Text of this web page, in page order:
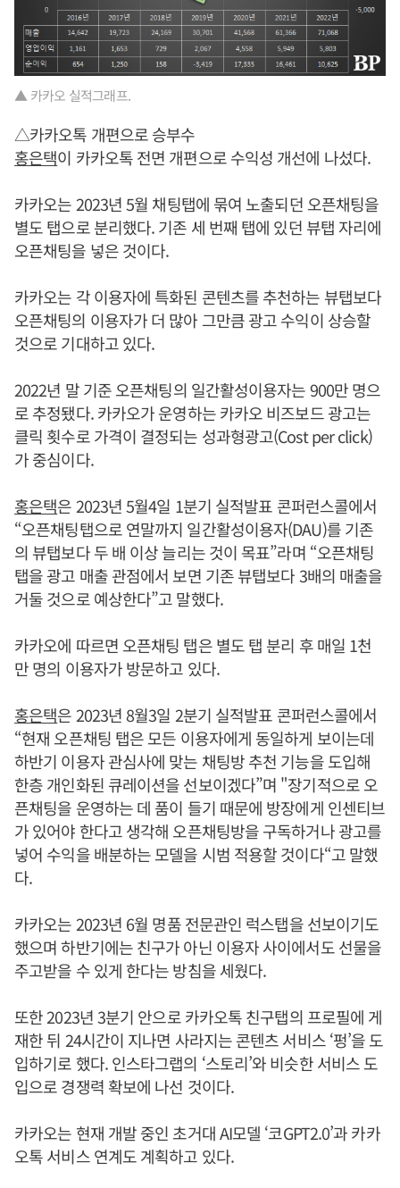
▲ 카카오 실적그래프.
△카카오톡 개편으로 승부수
홍은택이 카카오톡 전면 개편으로 수익성 개선에 나섰다.
카카오는 2023년 5월 채팅탭에 묶여 노출되던 오픈채팅을
별도 탭으로 분리했다. 기존 세 번째 탭에 있던 뷰탭 자리에
오픈채팅을 넣은 것이다.
카카오는 각 이용자에 특화된 콘텐츠를 추천하는 뷰탭보다
오픈채팅의 이용자가 더 많아 그만큼 광고 수익이 상승할
것으로 기대하고 있다.
2022년 말 기준 오픈채팅의 일간활성이용자는 900만 명으
로 추정됐다. 카카오가 운영하는 카카오 비즈보드 광고는
클릭 횟수로 가격이 결정되는 성과형광고(Cost per click)
가 중심이다.
홍은택은 2023년 5월4일 1분기 실적발표 콘퍼런스콜에서
“오픈채팅탭으로 연말까지 일간활성이용자(DAU)를 기존
의 뷰탭보다 두 배 이상 늘리는 것이 목표”라며 “오픈채팅
탭을 광고 매출 관점에서 보면 기존 뷰탭보다 3배의 매출을
거둘 것으로 예상한다”고 말했다.
카카오에 따르면 오픈채팅 탭은 별도 탭 분리 후 매일 1천
만 명의 이용자가 방문하고 있다.
홍은택은 2023년 8월3일 2분기 실적발표 콘퍼런스콜에서
“현재 오픈채팅 탭은 모든 이용자에게 동일하게 보이는데
하반기 이용자 관심사에 맞는 채팅방 추천 기능을 도입해
한층 개인화된 큐레이션을 선보이겠다”며 "장기적으로 오
픈채팅을 운영하는 데 품이 들기 때문에 방장에게 인센티브
가 있어야 한다고 생각해 오픈채팅방을 구독하거나 광고를
넣어 수익을 배분하는 모델을 시범 적용할 것이다“고 말했
다.
카카오는 2023년 6월 명품 전문관인 럭스탭을 선보이기도
했으며 하반기에는 친구가 아닌 이용자 사이에서도 선물을
주고받을 수 있게 한다는 방침을 세웠다.
또한 2023년 3분기 안으로 카카오톡 친구탭의 프로필에 게
재한 뒤 24시간이 지나면 사라지는 콘텐츠 서비스 ‘펑’을 도
입하기로 했다. 인스타그랩의 ‘스토리’와 비슷한 서비스 도
입으로 경쟁력 확보에 나선 것이다.
카카오는 현재 개발 중인 초거대 AI모델 ‘코GPT2.0’과 카카
오톡 서비스 연계도 계획하고 있다.